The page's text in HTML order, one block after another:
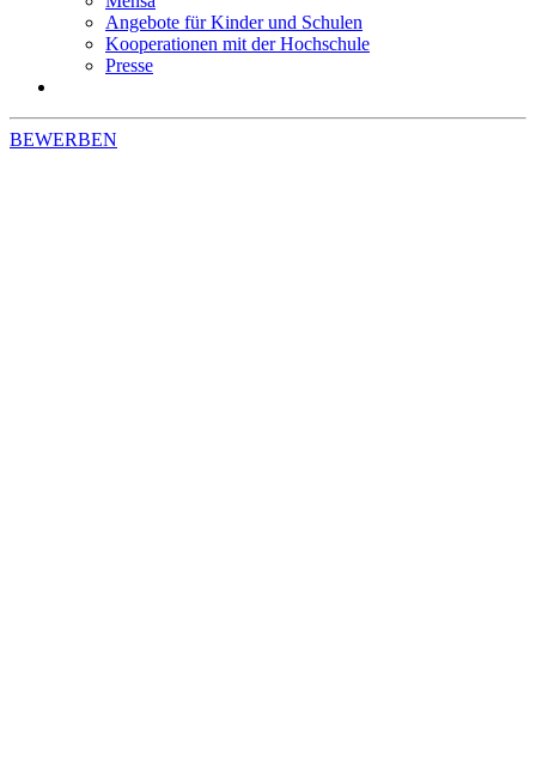
Angebote für Kinder und Schulen
Kooperationen mit der Hochschule
Presse
BEWERBEN